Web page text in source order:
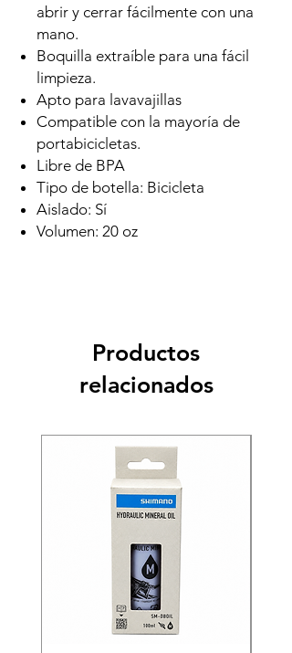
abrir y cerrar fácilmente con una
mano.
Boquilla extraíble para una fácil
limpieza.
Apto para lavavajillas
Compatible con la mayoría de
portabicicletas.
Libre de BPA
Tipo de botella: Bicicleta
Aislado: Sí
Volumen: 20 oz
Productos
relacionados